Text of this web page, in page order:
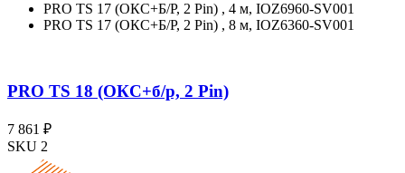
PRO TS 17 (ОКС+Б/Р, 2 Pin) , 4 м, IOZ6960-SV001
PRO TS 17 (ОКС+Б/Р, 2 Pin) , 8 м, IOZ6360-SV001
PRO TS 18 (ОКС+б/р, 2 Pin)
7 861 ₽
SKU 2